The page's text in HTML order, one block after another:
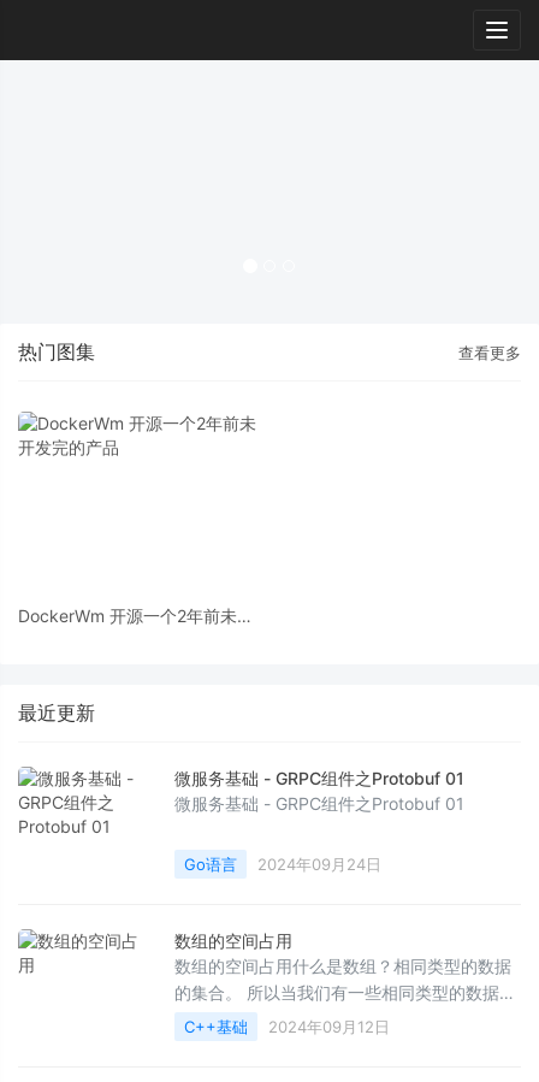
热门图集 查看更多
DockerWm 开源一个2年前未开
最近更新
微服务基础 - GRPC组件之Protobuf 01
微服务基础 - GRPC组件之Protobuf 01
Go语言 2024年09月24日
数组的空间占用
数组的空间占用什么是数组？相同类型的数据
的集合。 所以当我们有一些相同类型的数据需
要放到一起的时候,就可以使用数组,以方便对其
操作。
C++基础 2024年09月12日